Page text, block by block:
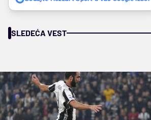
SLEDEĆA VEST